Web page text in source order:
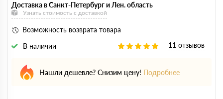
Доставка в Санкт-Петербург и Лен. область
Узнать стоимость с доставкой
Возможность возврата товара
В наличии
11 отзывов
Нашли дешевле? Снизим цену! Подробнее